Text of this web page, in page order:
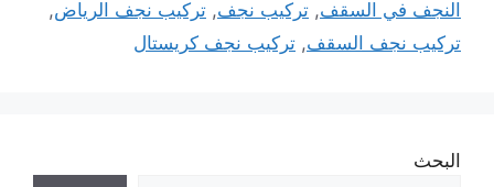
النجف في السقف, تركيب نجف, تركيب نجف الرياض,
تركيب نجف السقف, تركيب نجف كريستال
البحث